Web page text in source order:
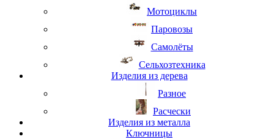
Мотоциклы
Паровозы
Самолёты
Сельхозтехника
Изделия из дерева
Разное
Расчески
Изделия из металла
Ключницы